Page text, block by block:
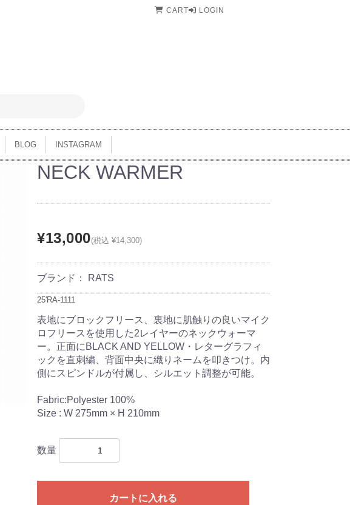
CART LOGIN
BLOG INSTAGRAM
NECK WARMER
¥13,000(税込 ¥14,300)
ブランド： RATS
25'RA-1111
表地にブロックフリース、裏地に肌触りの良いマイク
ロフリースを使用した2レイヤーのネックウォーマ
ー。正面にBLACK AND YELLOW・レターグラフィ
ックを直刺繍、背面中央に織りネームを叩きつけ。内
側にスピンドルが付属し、シルエット調整が可能。
Fabric:Polyester 100%
Size : W 275mm × H 210mm
数量
カートに入れる